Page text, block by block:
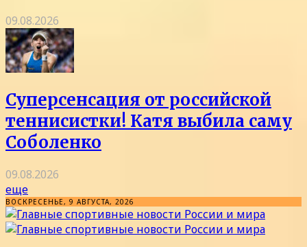
09.08.2026
Суперсенсация от российской
теннисистки! Катя выбила саму
Соболенко
09.08.2026
еще
ВОСКРЕСЕНЬЕ, 9 АВГУСТА, 2026